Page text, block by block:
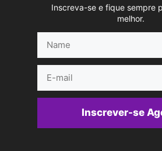
Inscreva-se e fique sempre
melhor.
mail
Inscrever-se